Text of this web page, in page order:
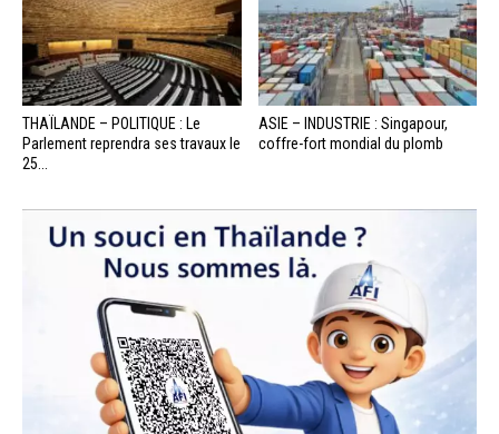
THAÏLANDE – POLITIQUE : Le
Parlement reprendra ses travaux le
25...
ASIE – INDUSTRIE : Singapour,
coffre-fort mondial du plomb